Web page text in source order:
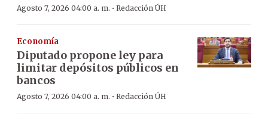
Agosto 7, 2026 04:00 a. m. · Redacción ÚH
Economía
Diputado propone ley para
limitar depósitos públicos en
bancos
Agosto 7, 2026 04:00 a. m. · Redacción ÚH